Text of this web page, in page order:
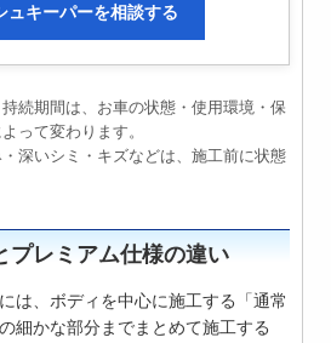
ュキーパーを相談する
続期間は、お車の状態・使用環境・保
って変わります。
深いシミ・キズなどは、施工前に状態
プレミアム仕様の違い
は、ボディを中心に施工する「通常
細かな部分までまとめて施工する